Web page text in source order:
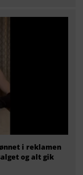
i reklamen
og alt gik